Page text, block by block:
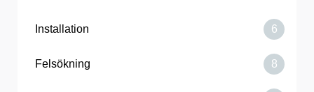
Installation 6
Felsökning 8